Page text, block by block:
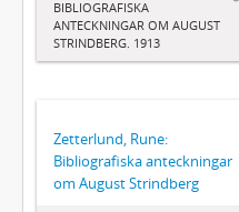
BIBLIOGRAFISKA
ANTECKNINGAR OM AUGUST
STRINDBERG. 1913
Zetterlund, Rune:
Bibliografiska anteckningar
om August Strindberg